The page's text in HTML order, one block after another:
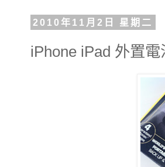
2010年11月2日 星期二
iPhone iPad 外置